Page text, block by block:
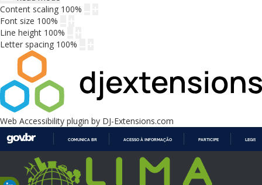
Content scaling 100%
Font size 100%
Line height 100%
Letter spacing 100%
Web Accessibility plugin by DJ-Extensions.com
COMUNICA BR ACESSO À INFORMAÇÃO PARTICIPE